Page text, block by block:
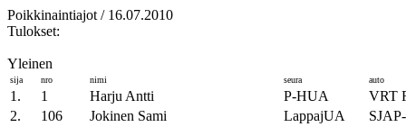
Poikkinaintiajot / 16.07.2010
Tulokset:
Yleinen
sija nro nimi seura auto
1. 1 Harju Antti P-HUA
VRT
2.
106 Jokinen Sami LappajUA